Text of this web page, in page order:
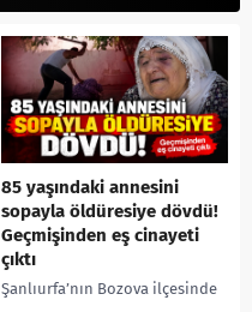
85 yaşındaki annesini
sopayla öldüresiye dövdü!
Geçmişinden eş cinayeti
çıktı
Şanlıurfa’nın Bozova ilçesinde